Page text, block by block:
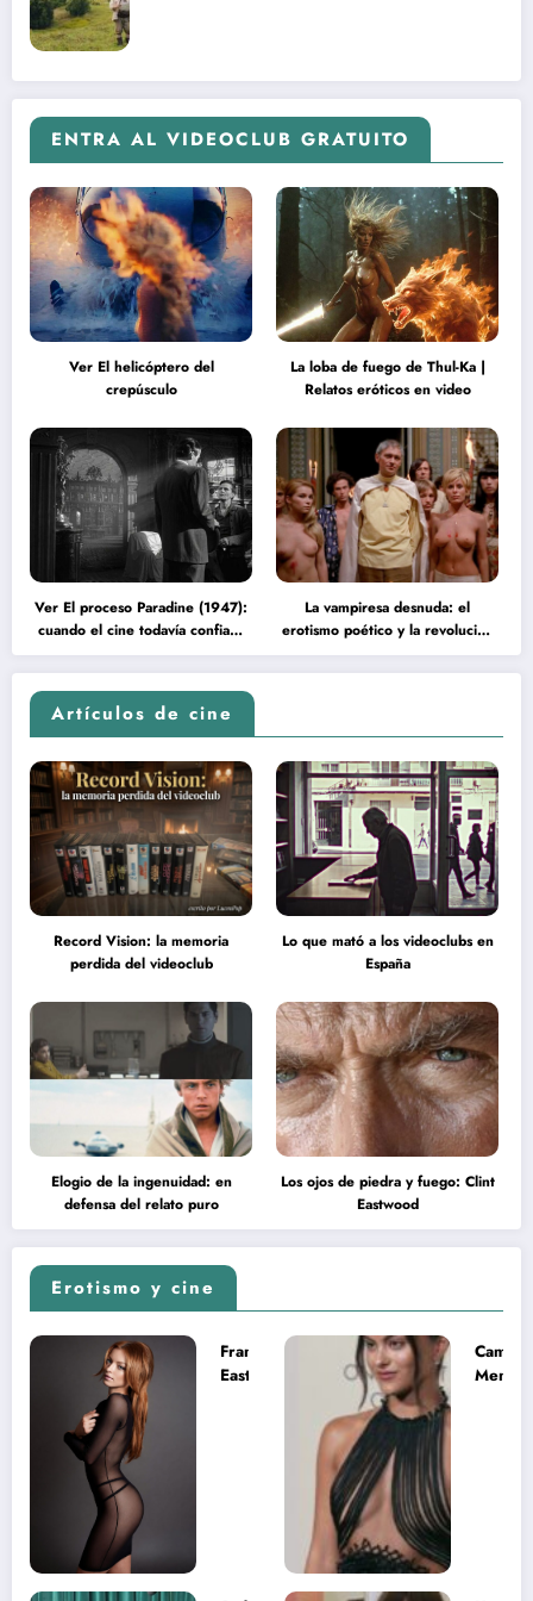
ENTRA AL VIDEOCLUB GRATUITO
Ver El helicóptero del
crepúsculo
La loba de fuego de Thul-Ka |
Relatos eróticos en video
Ver El proceso Paradine (1947):
cuando el cine todavía confiaba
en la inteligencia del espectador
La vampiresa desnuda: el
erotismo poético y la revolución
psicodélica de Jean Rollin
Artículos de cine
Record Vision: la memoria
perdida del videoclub
Lo que mató a los videoclubs en
España
Elogio de la ingenuidad: en
defensa del relato puro
Los ojos de piedra y fuego: Clint
Eastwood
Erotismo y cine
Francesca
Eastwood y
Camila
Mendes